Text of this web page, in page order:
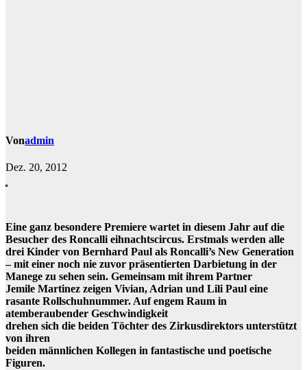
Vonadmin
Dez. 20, 2012
Eine ganz besondere Premiere wartet in diesem Jahr auf die
Besucher des Roncalli eihnachtscircus. Erstmals werden alle
drei Kinder von Bernhard Paul als Roncalli’s New Generation
– mit einer noch nie zuvor präsentierten Darbietung in der
Manege zu sehen sein. Gemeinsam mit ihrem Partner
Jemile Martinez zeigen Vivian, Adrian und Lili Paul eine
rasante Rollschuhnummer. Auf engem Raum in
atemberaubender Geschwindigkeit
drehen sich die beiden Töchter des Zirkusdirektors unterstützt
von ihren
beiden männlichen Kollegen in fantastische und poetische
Figuren.